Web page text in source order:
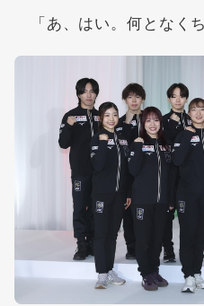
「あ、はい。何となくち